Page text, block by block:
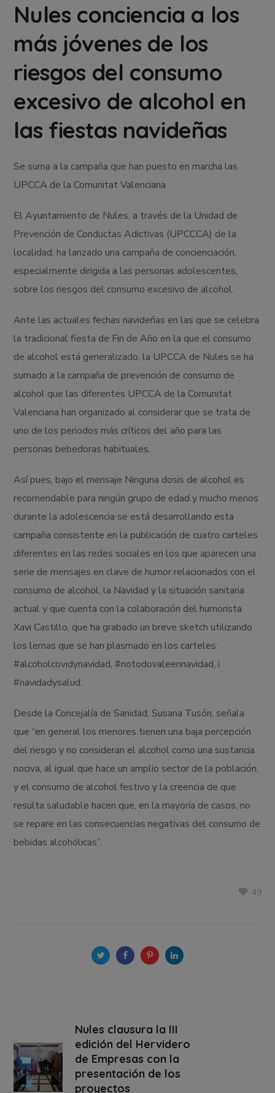
Nules conciencia a los
más jóvenes de los
riesgos del consumo
excesivo de alcohol en
las fiestas navideñas
Se suma a la campaña que han puesto en marcha las
UPCCA de la Comunitat Valenciana
El Ayuntamiento de Nules, a través de la Unidad de
Prevención de Conductas Adictivas (UPCCCA) de la
localidad, ha lanzado una campaña de concienciación,
especialmente dirigida a las personas adolescentes,
sobre los riesgos del consumo excesivo de alcohol.
Ante las actuales fechas navideñas en las que se celebra
la tradicional fiesta de Fin de Año en la que el consumo
de alcohol está generalizado, la UPCCA de Nules se ha
sumado a la campaña de prevención de consumo de
alcohol que las diferentes UPCCA de la Comunitat
Valenciana han organizado al considerar que se trata de
uno de los periodos más críticos del año para las
personas bebedoras habituales.
Así pues, bajo el mensaje Ninguna dosis de alcohol es
recomendable para ningún grupo de edad y mucho menos
durante la adolescencia se está desarrollando esta
campaña consistente en la publicación de cuatro carteles
diferentes en las redes sociales en los que aparecen una
serie de mensajes en clave de humor relacionados con el
consumo de alcohol, la Navidad y la situación sanitaria
actual y que cuenta con la colaboración del humorista
Xavi Castillo, que ha grabado un breve sketch utilizando
los lemas que se han plasmado en los carteles:
#alcoholcovidynavidad, #notodovaleennavidad, i
#navidadysalud.
Desde la Concejalía de Sanidad, Susana Tusón, señala
que “en general los menores tienen una baja percepción
del riesgo y no consideran el alcohol como una sustancia
nociva, al igual que hace un amplio sector de la población,
y el consumo de alcohol festivo y la creencia de que
resulta saludable hacen que, en la mayoría de casos, no
se repare en las consecuencias negativas del consumo de
bebidas alcohólicas”.
49
Nules clausura la III
edición del Hervidero
de Empresas con la
presentación de los
proyectos